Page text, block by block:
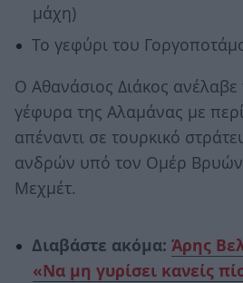
μάχη)
Το γεφύρι του
Ο Αθανάσιος Διάκος ανέλαβε
γέφυρα της Αλαμάνας με
απέναντι σε τουρκικό
ανδρών υπό τον Ομέρ
Μεχμέτ.
Διαβάστε ακόμα: Άρης
«Να μη γυρίσει κανείς